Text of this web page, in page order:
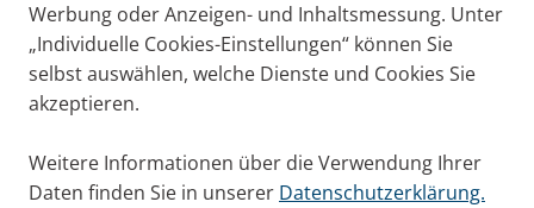
Werbung oder Anzeigen- und Inhaltsmessung. Unter
„Individuelle Cookies-Einstellungen“ können Sie
selbst auswählen, welche Dienste und Cookies Sie
akzeptieren.
Weitere Informationen über die Verwendung Ihrer
Daten finden Sie in unserer Datenschutzerklärung.